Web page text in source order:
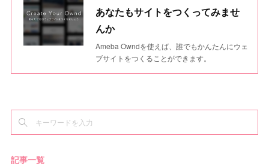
あなたもサイトをつくってみませ
んか
Ameba Owndを使えば、誰でもかんたんにウェ
ブサイトをつくることができます。
記事一覧